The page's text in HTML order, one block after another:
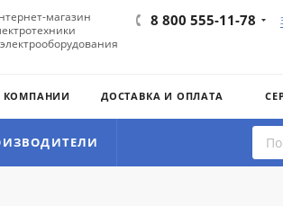
магазин
8 800 555-11-78
КОМПАНИИ ДОСТАВКА И ОПЛАТА